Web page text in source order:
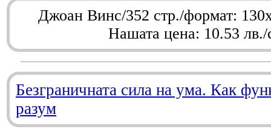
Джоан Винс/352 стр./формат:
Нашата цена: 10.53 лв./
Безграничната сила на ума. Как
разум